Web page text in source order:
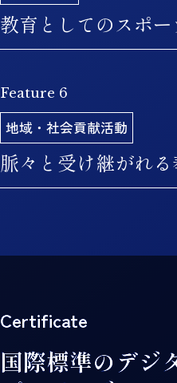
テーマのプログラムを
留学プログラム
環境のもと、様々な留
います。
国連・外交プログ
キャリア教育
につながっています
です。
研究について
教育としてのスポー
関西学院大学では、体
育」と位置付け、社会
の育成に取り組んでい
Feature 6
地域・社会貢献活動
脈々と受け継がれ
Certificate
国際標準のデジ